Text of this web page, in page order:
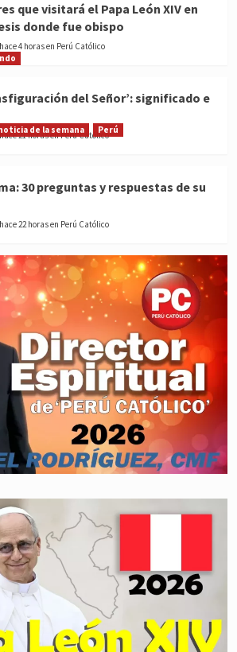
que visitará el Papa León XIV en
donde fue obispo
hace 4 horas en Perú Católico
del Señor’: significado e
21 horas en Perú Católico
de la semana
Perú
30 preguntas y respuestas de su
hace 22 horas en Perú Católico